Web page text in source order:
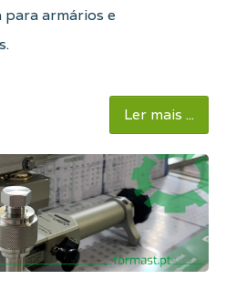
para armários e
Ler mais ...